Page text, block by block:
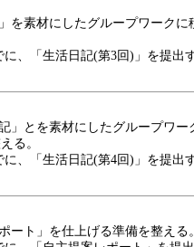
を素材にしたグループワーク
、「生活日記(第3回)」を提出す
」とを素材にしたグループワ
る。
、「生活日記(第4回)」を提出す
ート」を仕上げる準備を整える。